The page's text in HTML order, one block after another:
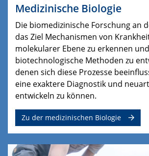
Medizinische Biologie
Die biomedizinische Forschung an
das Ziel Mechanismen von
molekularer Ebene zu erkennen und
biotechnologische Methoden zu
denen sich diese Prozesse
eine exaktere Diagnostik und
entwickeln zu können.
Zu der medizinischen Biologie